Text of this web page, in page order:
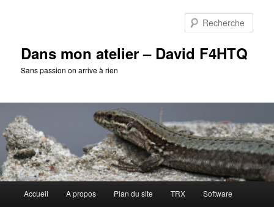
Dans mon atelier – David F4HTQ
Sans passion on arrive à rien
principal
Accueil A propos Plan du site TRX Software